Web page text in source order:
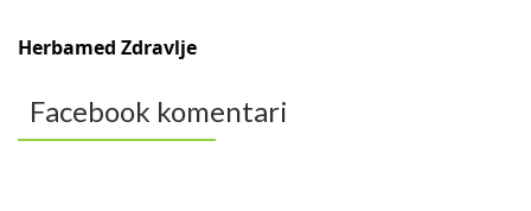
Herbamed Zdravlje
Facebook komentari